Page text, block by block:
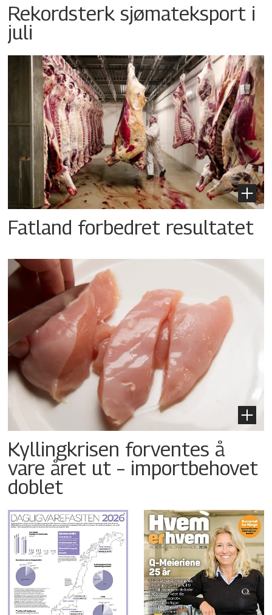
Rekordsterk sjømateksport i
juli
Fatland forbedret resultatet
Kyllingkrisen forventes å
vare året ut – importbehovet
doblet